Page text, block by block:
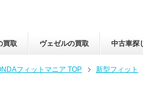
買取 ヴェゼルの買取 中古車探
フィットマニア TOP 新型フィット